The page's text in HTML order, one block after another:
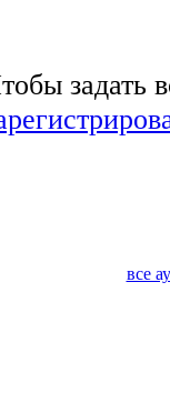
задать
все